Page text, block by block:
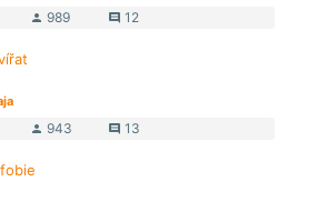
person 989 comment 12
person 943 comment 13